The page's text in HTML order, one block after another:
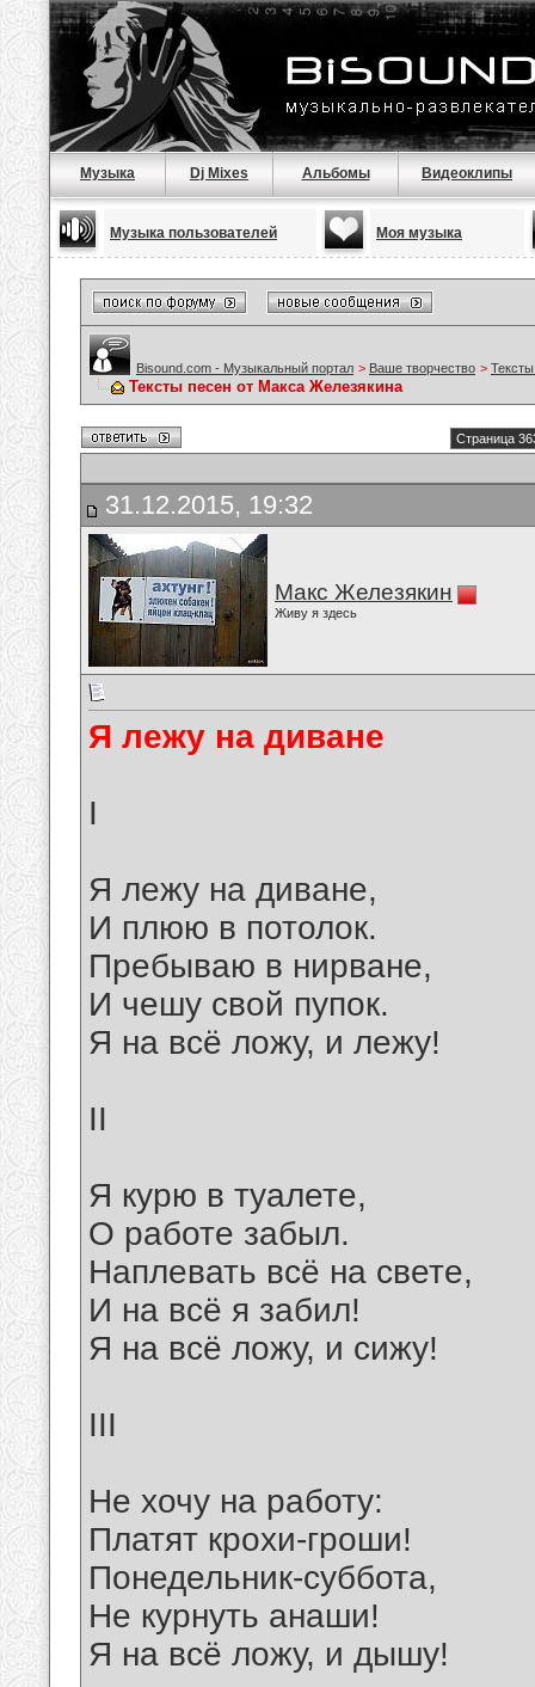
Музыка Dj Mixes Альбомы Видеоклипы
Музыка пользователей Моя музыка
Bisound.com - Музыкальный портал > Ваше творчество >
Тексты песен от Макса Железякина
Страница
31.12.2015, 19:32
Макс Железякин
Живу я здесь
Я лежу на диване
I
Я лежу на диване,
И плюю в потолок.
Пребываю в нирване,
И чешу свой пупок.
Я на всё ложу, и лежу!
II
Я курю в туалете,
О работе забыл.
Наплевать всё на свете,
И на всё я забил!
Я на всё ложу, и сижу!
III
Не хочу на работу:
Платят крохи-гроши!
Понедельник-суббота,
Не курнуть анаши!
Я на всё ложу, и дышу!